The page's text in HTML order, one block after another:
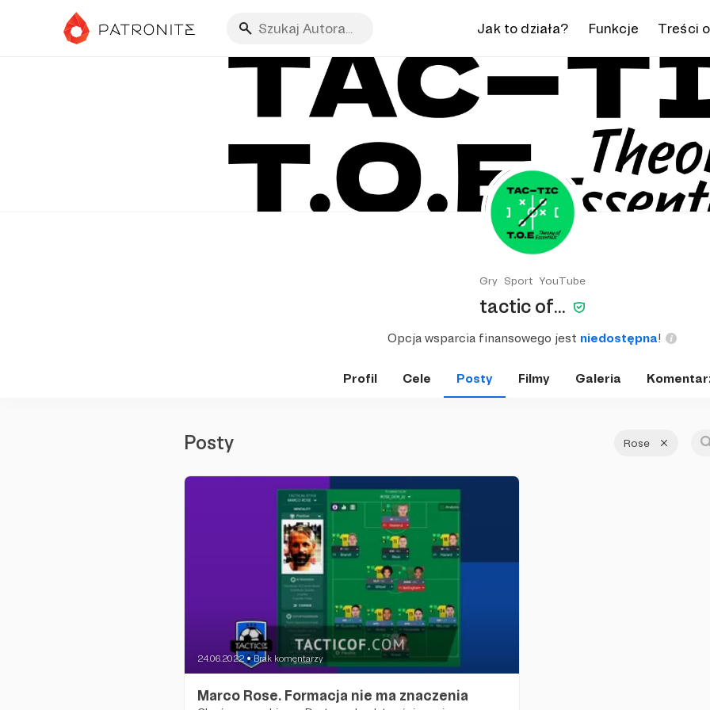
Jak to działa? Funkcje Treści
Gry Sport YouTube
tactic of...
Opcja wsparcia finansowego jest niedostępna!
Profil Cele Posty Filmy Galeria
Posty Rose
24.06.2022 ● Brak komentarzy
Marco Rose. Formacja nie ma znaczenia